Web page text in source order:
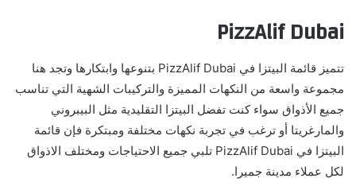
PizzAlif Dubai
تتميز قائمة البيتزا في PizzAlif Dubai بتنوعها وابتكارها وتجد هنا
مجموعة واسعة من النكهات المميزة والتركيبات الشهية التي تناسب
جميع الأذواق سواء كنت تفضل البيتزا التقليدية مثل البيبروني
والمارغريتا أو ترغب في تجربة نكهات مختلفة ومبتكرة فإن قائمة
البيتزا في PizzAlif Dubai تلبي جميع الاحتياجات ومختلف الاذواق
لكل عملاء مدينة جميرا.